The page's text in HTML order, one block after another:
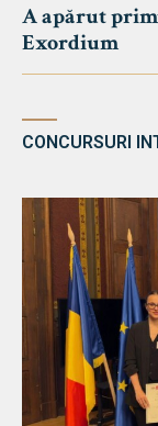
A apărut
Exordium
CONCURSURI